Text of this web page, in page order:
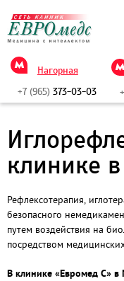
Нагорная
+7 (965) 373-03-03
клинике
Рефлексотерапия,
безопасного
путем воздействия на
посредством
В клинике «Евромед С» в